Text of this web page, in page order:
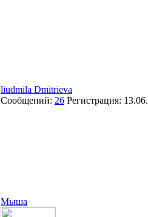
liudmila Dmitrieva
Сообщений: 26 Регистрация:
Мыша